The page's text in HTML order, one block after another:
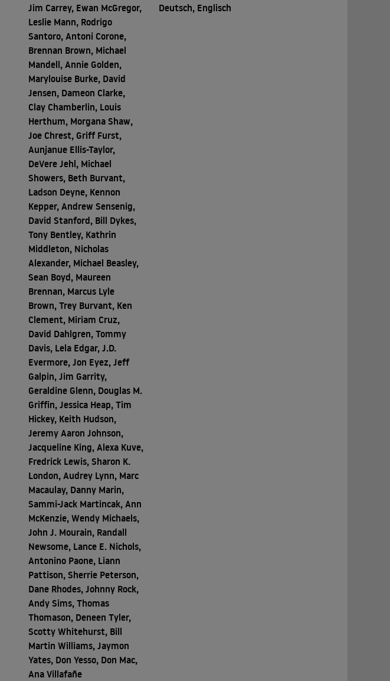
Jim Carrey, Ewan McGregor,
Leslie Mann, Rodrigo
Santoro, Antoni Corone,
Brennan Brown, Michael
Mandell, Annie Golden,
Marylouise Burke, David
Jensen, Dameon Clarke,
Clay Chamberlin, Louis
Herthum, Morgana Shaw,
Joe Chrest, Griff Furst,
Aunjanue Ellis-Taylor,
DeVere Jehl, Michael
Showers, Beth Burvant,
Ladson Deyne, Kennon
Kepper, Andrew Sensenig,
David Stanford, Bill Dykes,
Tony Bentley, Kathrin
Middleton, Nicholas
Alexander, Michael Beasley,
Sean Boyd, Maureen
Brennan, Marcus Lyle
Brown, Trey Burvant, Ken
Clement, Miriam Cruz,
David Dahlgren, Tommy
Davis, Lela Edgar, J.D.
Evermore, Jon Eyez, Jeff
Galpin, Jim Garrity,
Geraldine Glenn, Douglas M.
Griffin, Jessica Heap, Tim
Hickey, Keith Hudson,
Jeremy Aaron Johnson,
Jacqueline King, Alexa Kuve,
Fredrick Lewis, Sharon K.
London, Audrey Lynn, Marc
Macaulay, Danny Marin,
Sammi-Jack Martincak, Ann
McKenzie, Wendy Michaels,
John J. Mourain, Randall
Newsome, Lance E. Nichols,
Antonino Paone, Liann
Pattison, Sherrie Peterson,
Dane Rhodes, Johnny Rock,
Andy Sims, Thomas
Thomason, Deneen Tyler,
Scotty Whitehurst, Bill
Martin Williams, Jaymon
Yates, Don Yesso, Don Mac,
Ana Villafañe
Deutsch, Englisch